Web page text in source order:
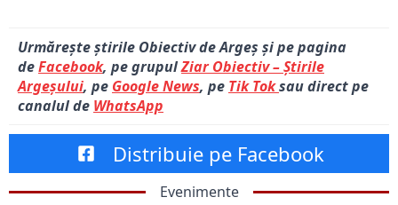
Urmărește știrile Obiectiv de Argeș și pe pagina
deFacebook, pe grupulZiar Obiectiv – Știrile
Argeșului, pe Google News, pe Tik Toksau direct pe
canalul de WhatsApp
Distribuie pe Facebook
Evenimente